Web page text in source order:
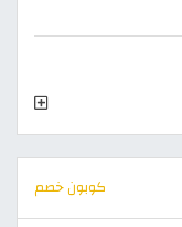
كوبون خصم